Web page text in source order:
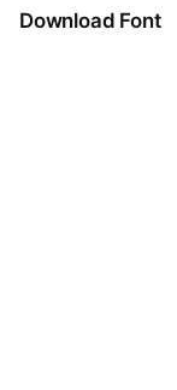
Download Font